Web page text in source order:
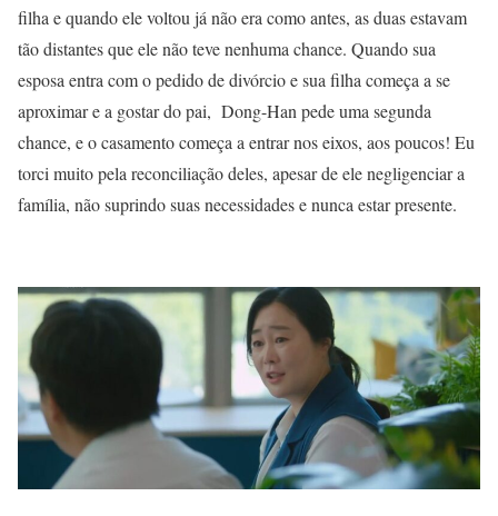
filha e quando ele voltou já não era como antes, as duas estavam
tão distantes que ele não teve nenhuma chance. Quando sua
esposa entra com o pedido de divórcio e sua filha começa a se
aproximar e a gostar do pai, Dong-Han pede uma segunda
chance, e o casamento começa a entrar nos eixos, aos poucos! Eu
torci muito pela reconciliação deles, apesar de ele negligenciar a
família, não suprindo suas necessidades e nunca estar presente.